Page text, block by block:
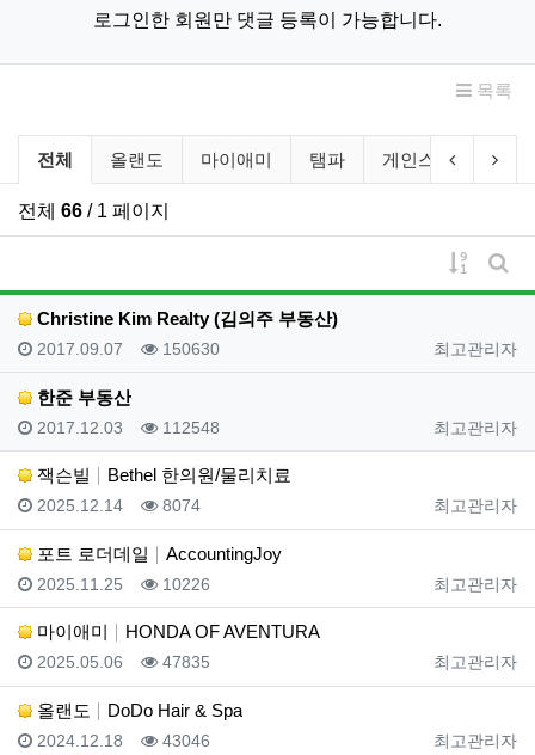
로그인한 회원만 댓글 등록이 가능합니다.
목록
비즈니스 소개 분류 목록
전체 올랜도 마이애미 탬파 게인스빌 레이
이전 분류
다
전체 66 / 1 페이지
게시물
게
Christine Kim Realty (김의주 부동산)
등록자
최고관리자
등록일
2017.09.07 조회
150630
한준 부동산
등록자
최고관리자
등록일
2017.12.03 조회
112548
잭슨빌 Bethel 한의원/물리치료
등록자
최고관리자
등록일
2025.12.14 조회
8074
포트 로더데일 AccountingJoy
등록자
최고관리자
등록일
2025.11.25 조회
10226
마이애미 HONDA OF AVENTURA
등록자
최고관리자
등록일
2025.05.06 조회
47835
올랜도 DoDo Hair & Spa
등록자
최고관리자
등록일
2024.12.18 조회
43046